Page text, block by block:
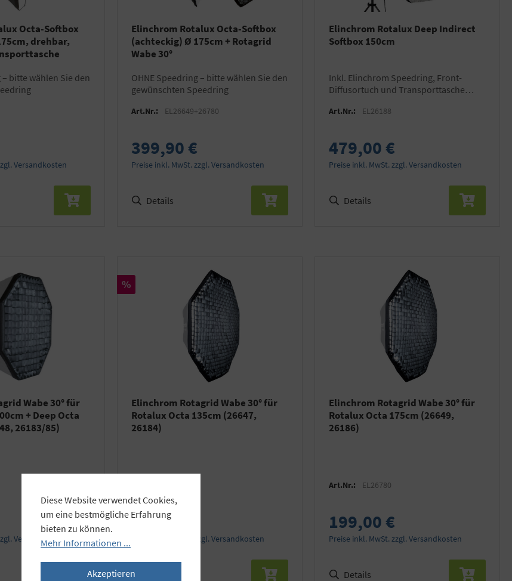
Octa-Softbox
drehbar,
Versandkosten
Elinchrom Rotalux Octa-Softbox
(achteckig) Ø 175cm + Rotagrid
Wabe 30°
OHNE Speedring – bitte wählen Sie den
gewünschten Speedring
Art.Nr.: EL26649+26780
399,90 €
Preise inkl. MwSt. zzgl. Versandkosten
Details
Elinchrom Rotalux Deep Indirect
Softbox 150cm
inkl. Elinchrom Speedring, Front-
Diffusortuch und Transporttasche
Lieferumfang!)
Art.Nr.: EL26188
479,00 €
Preise inkl. MwSt. zzgl. Versandkosten
Details
Wabe 30° für
+ Deep Octa
26183/85)
Versandkosten
Rabatt
%
Elinchrom Rotagrid Wabe 30° für
Rotalux Octa 135cm (26647,
26184)
statt 177,00 €
164,90 €
Preise inkl. MwSt. zzgl. Versandkosten
Elinchrom Rotagrid Wabe 30° für
Rotalux Octa 175cm (26649,
26186)
Art.Nr.: EL26780
199,00 €
Preise inkl. MwSt. zzgl. Versandkosten
Details
Diese Website verwendet Cookies,
um eine bestmögliche Erfahrung
bieten zu können.
Mehr Informationen ...
Akzeptieren